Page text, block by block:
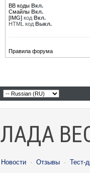
BB коды Вкл.
Смайлы Вкл.
[IMG] код Вкл.
HTML код Выкл.
Правила форума
ЛАДА
Новости · Отзывы · Тест-